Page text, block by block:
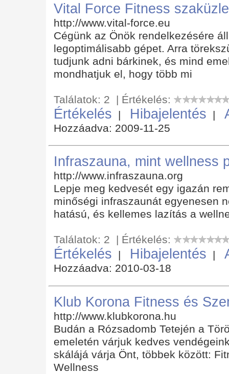
Vital Force Fitness
http://www.vital-force.eu
Cégünk az Önök rendelkezésére
legoptimálisabb gépet. Arra
tudjunk adni bárkinek, és mind
mondhatjuk el, hogy több mi
Találatok: 2 | Értékelés:
Értékelés | Hibajelentés |
Hozzáadva: 2009-11-25
Infraszauna, mint wellness
http://www.infraszauna.org
Lepje meg kedvesét egy igazán
minőségi infraszaunát egyenesen
hatású, és kellemes lazítás a
Találatok: 2 | Értékelés:
Értékelés | Hibajelentés |
Hozzáadva: 2010-03-18
Klub Korona Fitness és
http://www.klubkorona.hu
Budán a Rózsadomb Tetején a
emeletén várjuk kedves
skálájá várja Önt, többek között:
Wellness